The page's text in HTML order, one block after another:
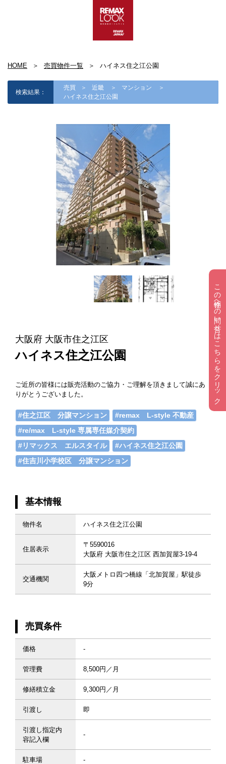
HOME 売買物件一覧 ハイネス住之江公園
検索結果：
売買 近畿
マンション
ハイネス住之江公園
大阪府 大阪市住之江区
ハイネス住之江公園
ご近所の皆様には販売活動のご協力・ご理解を頂きまして誠にあ
りがとうございました。
#住之江区 分譲マンション
#remax L-style 不動産
#re/max L-style 専属専任媒介契約
#リマックス エルスタイル
#ハイネス住之江公園
#住吉川小学校区 分譲マンション
基本情報
物件名 ハイネス住之江公園
住居表示
〒5590016
大阪府 大阪市住之江区 西加賀屋3-19-4
交通機関
大阪メトロ四つ橋線「北加賀屋」駅徒歩
9分
売買条件
価格 -
管理費 8,500円／月
修繕積立金 9,300円／月
引渡し 即
引渡し指定内
容記入欄
-
駐車場 -
この物件への問い合せはこちらをクリック